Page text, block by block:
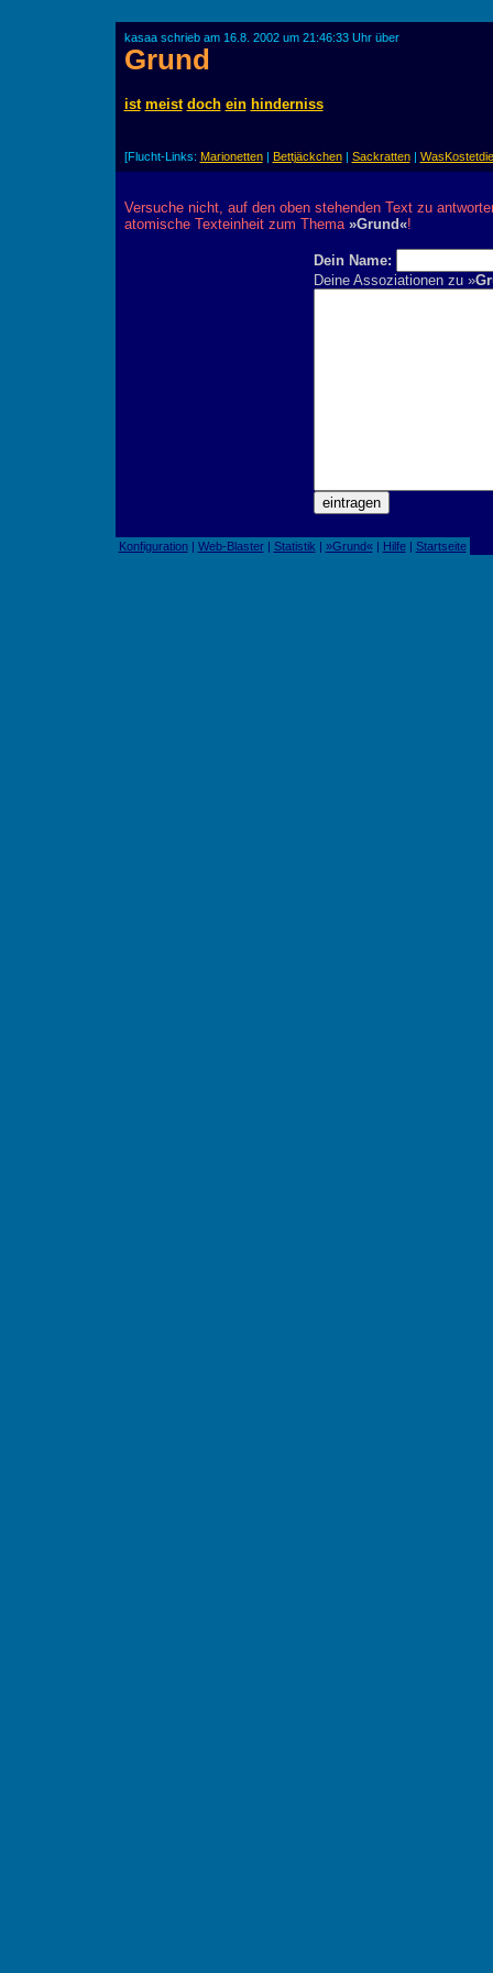
kasaa schrieb am 16.8. 2002 um 21:46:33 Uhr über
Grund
ist meist doch ein hinderniss
[Flucht-Links: Marionetten| Bettjäckchen| Sackratten|
Versuche nicht, auf den oben stehenden Text zu
atomische Texteinheit zum Thema »Grund«!
Dein Name:
Deine Assoziationen zu »
Konfiguration| Web-Blaster| Statistik | »Grund«| Hilfe| Startseite